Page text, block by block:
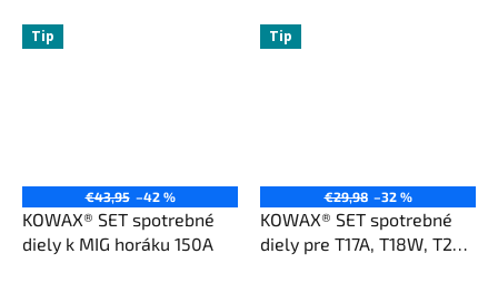
Tip
€43,95 –42 %
KOWAX® SET spotrebné
diely k MIG horáku 150A
Tip
€29,98 –32 %
KOWAX® SET spotrebné
diely pre T17A, T18W, T26A